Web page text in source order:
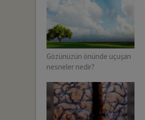
Gözünüzün önünde uçuşan
nesneler nedir?